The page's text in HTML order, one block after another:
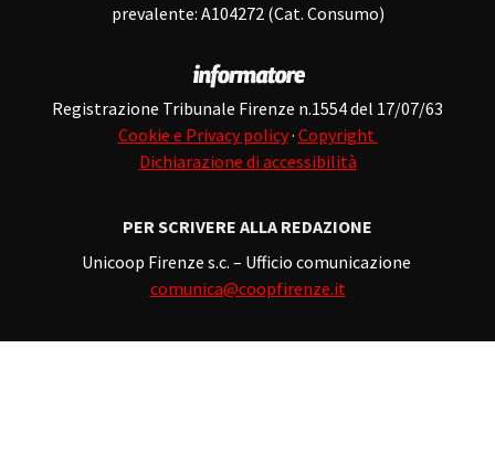
prevalente: A104272 (Cat. Consumo)
Registrazione Tribunale Firenze n.1554 del 17/07/63
Cookie e Privacy policy· Copyright
Dichiarazione di accessibilità
PER SCRIVERE ALLA REDAZIONE
Unicoop Firenze s.c. – Ufficio comunicazione
comunica@coopfirenze.it